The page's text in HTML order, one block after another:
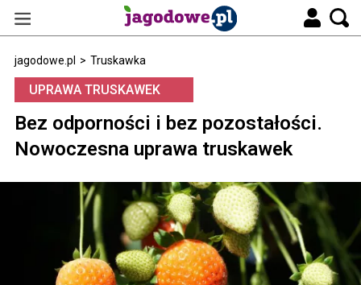
jagodowe.pl > Truskawka
UPRAWA TRUSKAWEK
Bez odporności i bez pozostałości.
Nowoczesna uprawa truskawek